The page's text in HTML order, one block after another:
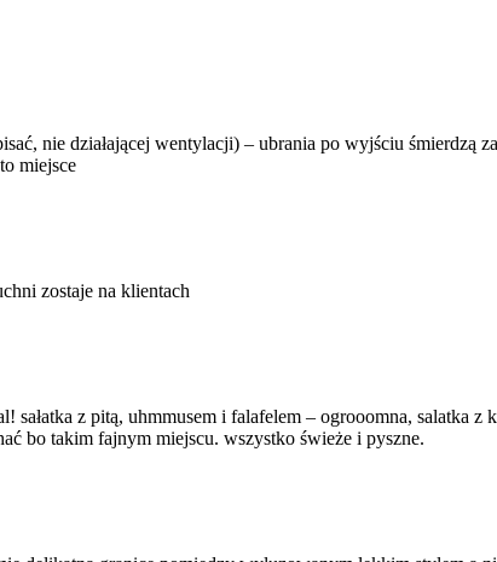
nie działającej wentylacji) – ubrania po wyjściu
miejsce
zostaje na klientach
z pitą, uhmmusem i falafelem – ogrooomna, salatka
bo takim fajnym miejscu. wszystko świeże i pyszne.